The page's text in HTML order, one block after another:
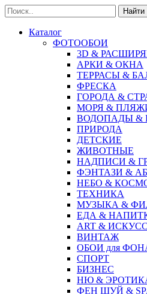
Найти
Каталог
ФОТООБОИ
3D &
АРКИ & ОКНА
ТЕРРАСЫ &
ФРЕСКА
ГОРОДА &
МОРЯ &
ВОДОПАДЫ &
ПРИРОДА
ДЕТСКИЕ
ЖИВОТНЫЕ
НАДПИСИ &
ФЭНТАЗИ &
НЕБО &
ТЕХНИКА
МУЗЫКА &
ЕДА &
ART &
ВИНТАЖ
ОБОИ для
СПОРТ
БИЗНЕС
НЮ &
ФЕН ШУЙ &